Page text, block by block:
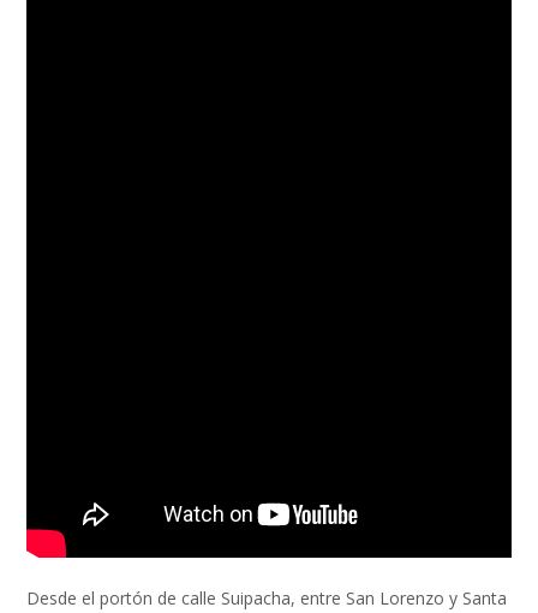
Desde el portón de calle Suipacha, entre San Lorenzo y Santa